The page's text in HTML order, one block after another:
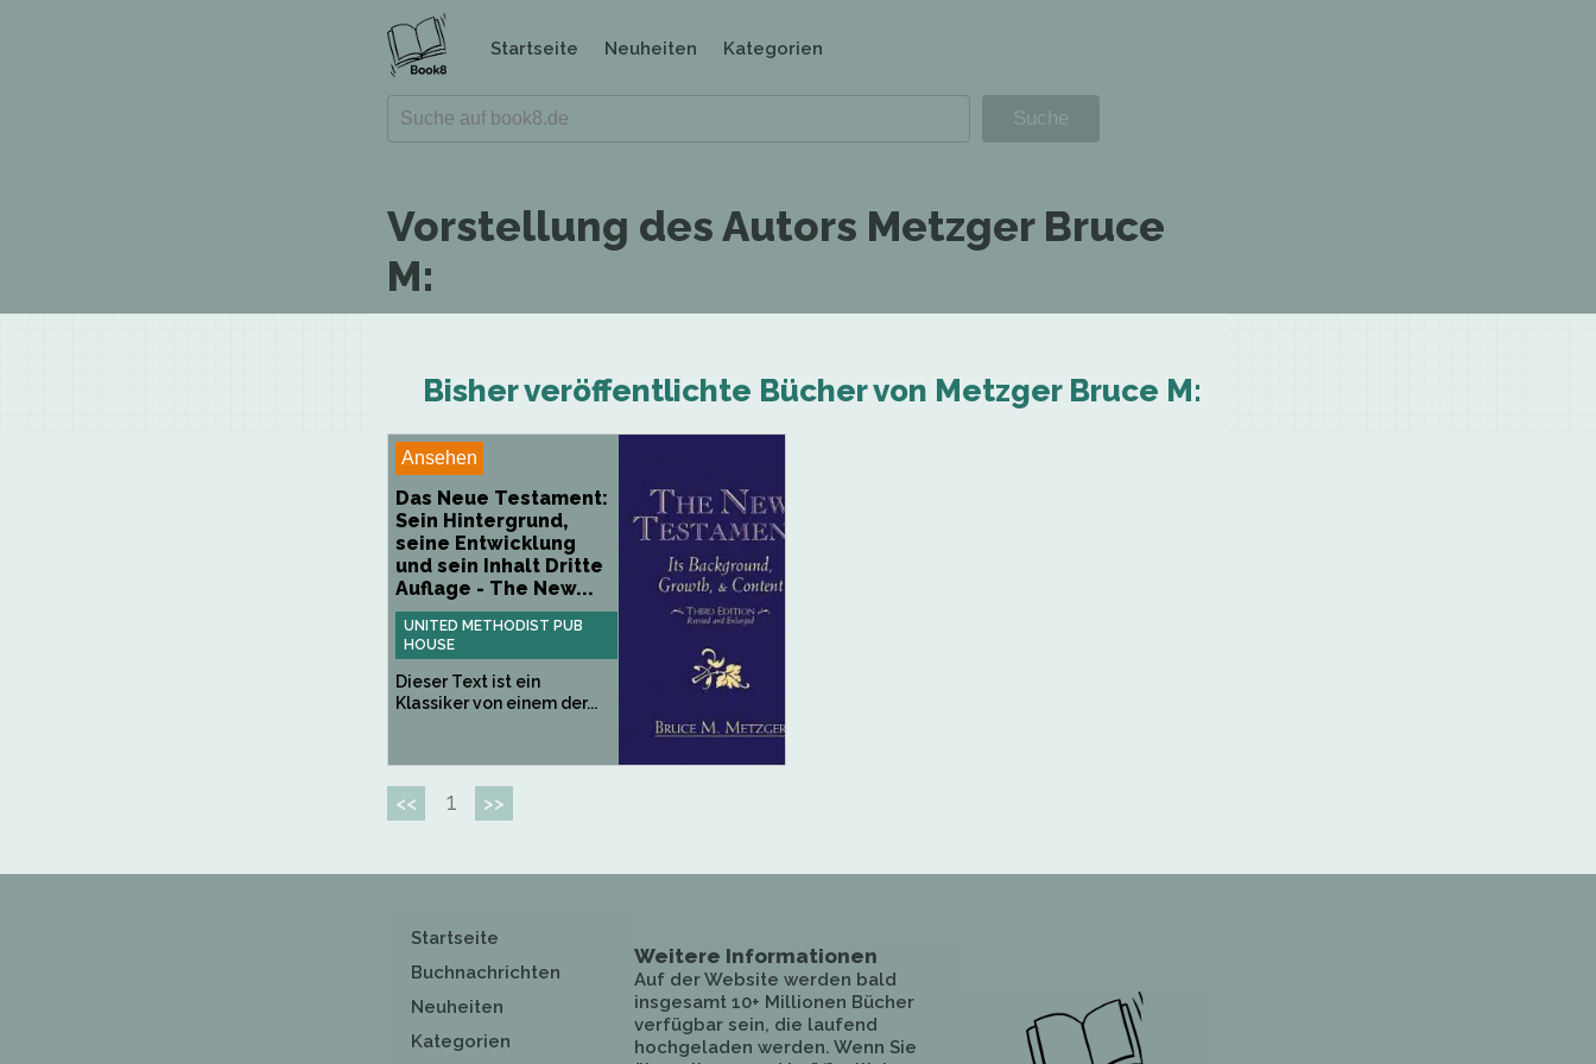
Startseite Neuheiten Kategorien
Vorstellung des Autors Metzger Bruce
M:
Bisher veröffentlichte Bücher von Metzger Bruce M:
Ansehen
Das Neue Testament:
Sein Hintergrund,
seine Entwicklung
und sein Inhalt Dritte
Auflage - The New...
UNITED METHODIST PUB
HOUSE
Dieser Text ist ein
Klassiker von einem der...
<< 1 >>
Startseite
Buchnachrichten
Neuheiten
Kategorien
Weitere Informationen
Auf der Website werden bald
insgesamt 10+ Millionen Bücher
verfügbar sein, die laufend
hochgeladen werden. Wenn Sie